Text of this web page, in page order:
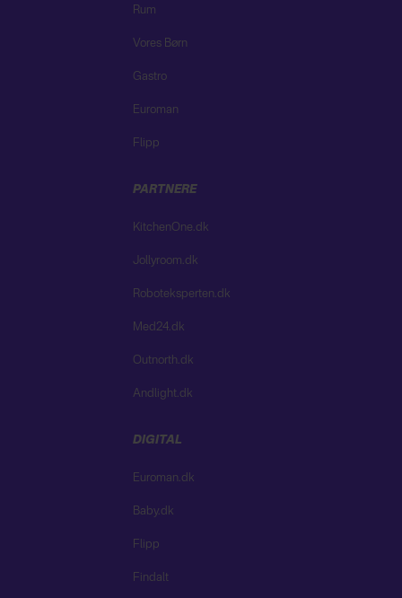
Rum
Vores Børn
Gastro
Euroman
Flipp
PARTNERE
KitchenOne.dk
Jollyroom.dk
Roboteksperten.dk
Med24.dk
Outnorth.dk
Andlight.dk
DIGITAL
Euroman.dk
Baby.dk
Flipp
Findalt